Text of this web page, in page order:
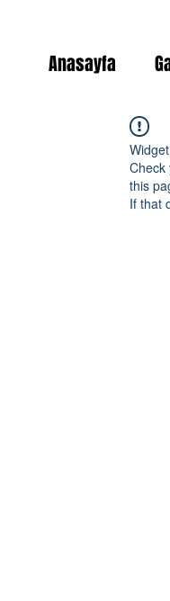
Anasayfa
Check
this
If that